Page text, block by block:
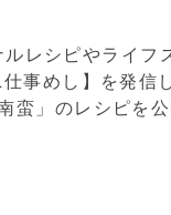
レシピやライフ
事めし】を発信
蛮」のレシピを公